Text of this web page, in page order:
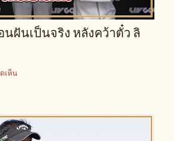
นฝันเป็นจริง หลังคว้าตั๋ว ลิ
เห็น